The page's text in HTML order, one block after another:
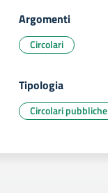
Argomenti
Circolari
Tipologia
Circolari pubbliche